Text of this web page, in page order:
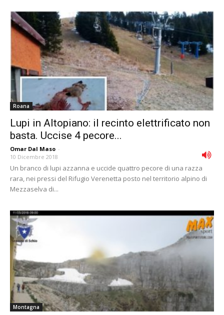
Roana
Lupi in Altopiano: il recinto elettrificato non
basta. Uccise 4 pecore...
Omar Dal Maso -
10 Dicembre 2018
Un branco di lupi azzanna e uccide quattro pecore di una razza
rara, nei pressi del Rifugio Verenetta posto nel territorio alpino di
Mezzaselva di...
Montagna